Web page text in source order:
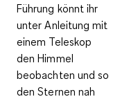
Führung könnt ihr
unter Anleitung mit
einem Teleskop
den Himmel
beobachten und so
den Sternen nah